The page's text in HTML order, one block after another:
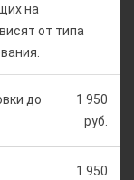
на
от типа
до
1 950
руб.
1 950